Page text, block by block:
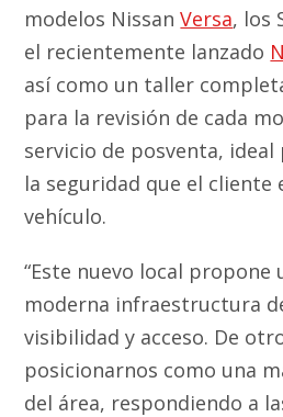
modelos NissanVersa, los
el recientemente lanzado
así como un taller
para la revisión de cada
servicio de posventa,
la seguridad que el cliente
vehículo.
“Este nuevo local propone
moderna infraestructura
visibilidad y acceso. De
posicionarnos como una
del área, respondiendo a